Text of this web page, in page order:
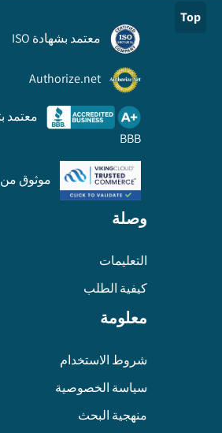
Top
معتمد بشهادة ISO
Authorize.net
BBB
موثوق من Viking Cloud
وصلة
التعليمات
كيفية الطلب
معلومة
شروط الاستخدام
سياسة الخصوصية
منهجية البحث